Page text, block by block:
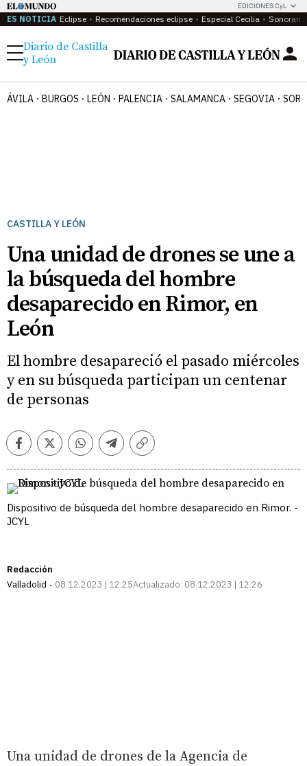
EDICIONES CyL
ES NOTICIA Eclipse Recomendaciones eclipse Especial Cecilia
Menú
Diario de Castilla
y León
ÁVILA BURGOS LEÓN PALENCIA SALAMANCA SEGOVIA
CASTILLA Y LEÓN
Una unidad de drones se une a
la búsqueda del hombre
desaparecido en Rimor, en
León
El hombre desapareció el pasado miércoles
y en su búsqueda participan un centenar
de personas
FacebookTwitterWhatsappTelegramCopiar
Dispositivo de búsqueda del hombre desaparecido en Rimor. -
JCYL
Redacción
Valladolid
08.12.2023 | 12:25Actualizado: 08.12.2023 | 12:26
Una unidad de drones de la Agencia de